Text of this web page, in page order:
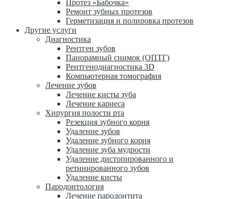
Протез «Бабочка»
Ремонт зубных протезов
Герметизация и полировка протезов
Другие услуги
Диагностика
Рентген зубов
Панорамный снимок (ОПТГ)
Рентгенодиагностика 3D
Компьютерная томография
Лечение зубов
Лечение кисты зуба
Лечение кариеса
Хирургия полости рта
Резекция зубного корня
Удаление зубов
Удаление зубного корня
Удаление зуба мудрости
Удаление дистопированного и
ретинированного зубов
Удаление кисты
Пародонтология
Лечение пародонтита